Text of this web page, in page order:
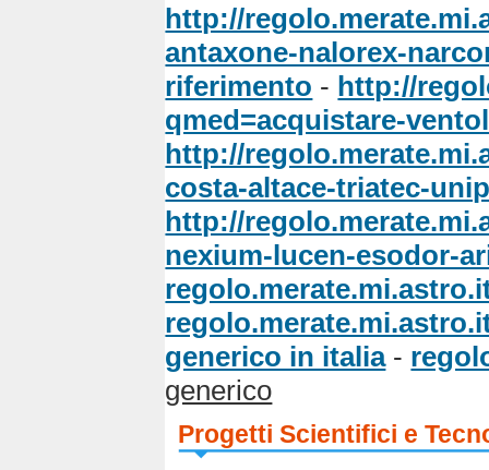
http://
antaxone-nalorex-
riferimento - http://
qmed=acquistare-
http://
costa-altace-triatec-
http://
nexium-lucen-esodor-
generico in italia-
generico
Progetti Scientifici e